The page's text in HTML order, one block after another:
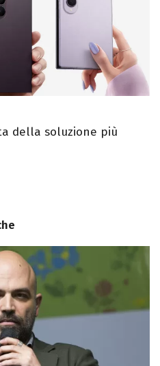
della soluzione più